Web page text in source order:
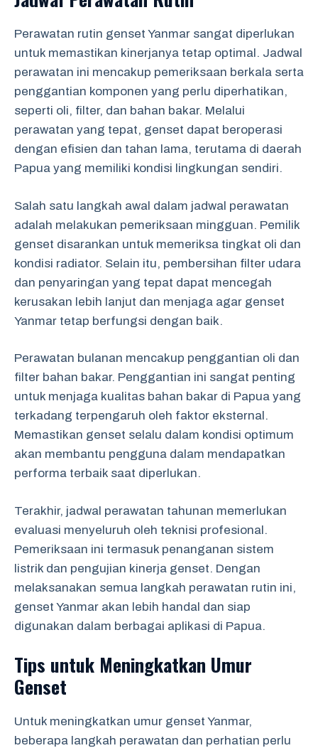
Perawatan rutin genset Yanmar sangat diperlukan
untuk memastikan kinerjanya tetap optimal. Jadwal
perawatan ini mencakup pemeriksaan berkala serta
penggantian komponen yang perlu diperhatikan,
seperti oli, filter, dan bahan bakar. Melalui
perawatan yang tepat, genset dapat beroperasi
dengan efisien dan tahan lama, terutama di daerah
Papua yang memiliki kondisi lingkungan sendiri.
Salah satu langkah awal dalam jadwal perawatan
adalah melakukan pemeriksaan mingguan. Pemilik
genset disarankan untuk memeriksa tingkat oli dan
kondisi radiator. Selain itu, pembersihan filter udara
dan penyaringan yang tepat dapat mencegah
kerusakan lebih lanjut dan menjaga agar genset
Yanmar tetap berfungsi dengan baik.
Perawatan bulanan mencakup penggantian oli dan
filter bahan bakar. Penggantian ini sangat penting
untuk menjaga kualitas bahan bakar di Papua yang
terkadang terpengaruh oleh faktor eksternal.
Memastikan genset selalu dalam kondisi optimum
akan membantu pengguna dalam mendapatkan
performa terbaik saat diperlukan.
Terakhir, jadwal perawatan tahunan memerlukan
evaluasi menyeluruh oleh teknisi profesional.
Pemeriksaan ini termasuk penanganan sistem
listrik dan pengujian kinerja genset. Dengan
melaksanakan semua langkah perawatan rutin ini,
genset Yanmar akan lebih handal dan siap
digunakan dalam berbagai aplikasi di Papua.
Tips untuk Meningkatkan Umur
Genset
Untuk meningkatkan umur genset Yanmar,
beberapa langkah perawatan dan perhatian perlu